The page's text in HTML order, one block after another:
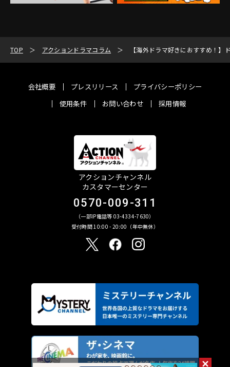
TOP アクションドラマコラム 【海外ドラマ好きにおすすめ！
会社概要 プレスリリース
プライバシーポリシー
使用条件
お問い合わせ 採用情報
アクションチャンネル
カスタマーセンター
0570-009-311
（一部IP電話等 03-4334-7630）
受付時間 10:00 - 20:00（年中無休）